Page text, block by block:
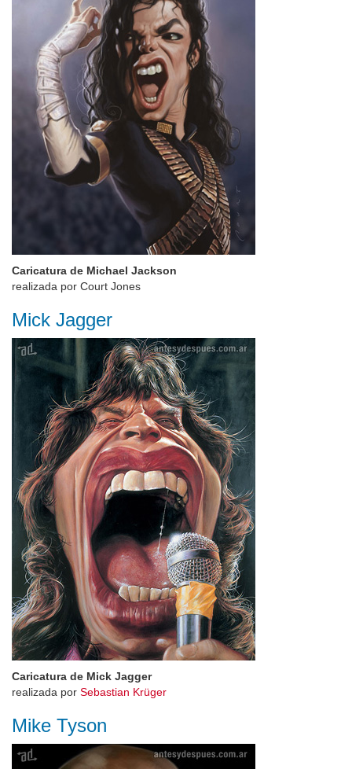
Caricatura de Michael Jackson
realizada por Court Jones
Mick Jagger
Caricatura de Mick Jagger
realizada por Sebastian Krüger
Mike Tyson